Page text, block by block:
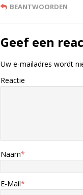
BEANTWOORDEN
Geef een
Uw e-mailadres wordt
Reactie
Naam*
E-Mail*